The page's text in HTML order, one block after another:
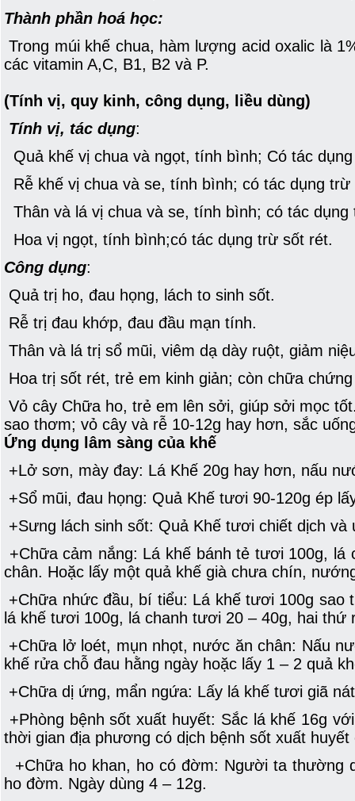
Thành phần hoá học:
Trong múi khế chua, hàm lượng acid oxalic là
các vitamin A,C, B1, B2 và P.
(Tính vị, quy kinh, công dụng, liều dùng)
Tính vị, tác dụng:
Quả khế vị chua và ngọt, tính bình; Có tác
Rễ khế vị chua và se, tính bình; có tác dụng
Thân và lá vị chua và se, tính bình; có tác dụng
Hoa vị ngọt, tính bình;có tác dụng trừ sốt rét.
Công dụng:
Quả trị ho, đau họng, lách to sinh sốt.
Rễ trị đau khớp, đau đầu mạn tính.
Thân và lá trị sổ mũi, viêm dạ dày ruột, giảm
Hoa trị sốt rét, trẻ em kinh giản; còn chữa
Vỏ cây Chữa ho, trẻ em lên sởi, giúp sởi mọc
sao thơm; vỏ cây và rễ 10-12g hay hơn, sắc
Ứng dụng lâm sàng của khế
+Lở sơn, mày đay: Lá Khế 20g hay hơn, nấu
+Sổ mũi, đau họng: Quả Khế tươi 90-120g ép
+Sưng lách sinh sốt: Quả Khế tươi chiết dịch
+Chữa cảm nắng: Lá khế bánh tẻ tươi 100g,
chân. Hoặc lấy một quả khế già chưa chín,
+Chữa nhức đầu, bí tiểu: Lá khế tươi 100g
lá khế tươi 100g, lá chanh tươi 20 – 40g, hai
+Chữa lở loét, mụn nhọt, nước ăn chân: Nấu
khế rửa chỗ đau hằng ngày hoặc lấy 1 – 2 quả
+Chữa dị ứng, mẩn ngứa: Lấy lá khế tươi giã
+Phòng bệnh sốt xuất huyết: Sắc lá khế 16g
thời gian địa phương có dịch bệnh sốt xuất
+Chữa ho khan, ho có đờm: Người ta thường
ho đờm. Ngày dùng 4 – 12g.